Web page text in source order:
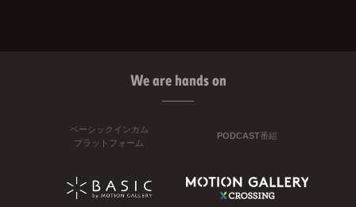
We are hands on
ベーシックインカム
プラットフォーム
PODCAST番組